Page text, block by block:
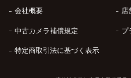
会社概要 店
中古カメラ補償規定 プ
特定商取引法に基づく表示